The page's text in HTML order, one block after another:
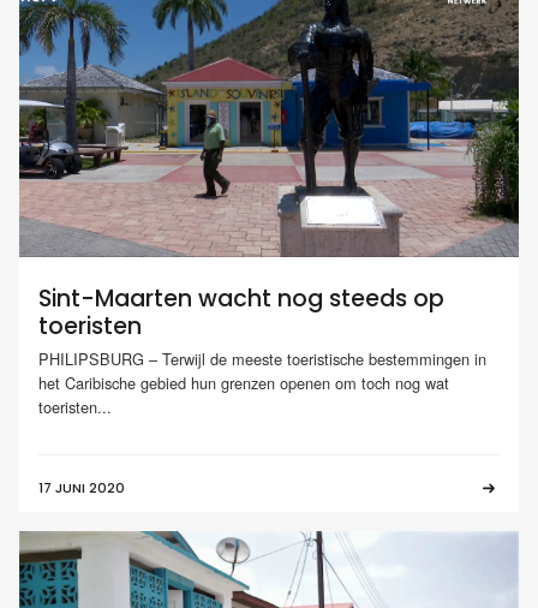
Sint-Maarten wacht nog steeds op
toeristen
PHILIPSBURG – Terwijl de meeste toeristische bestemmingen in
het Caribische gebied hun grenzen openen om toch nog wat
toeristen...
17 JUNI 2020